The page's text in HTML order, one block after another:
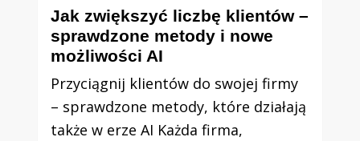
Jak zwiększyć liczbę klientów –
sprawdzone metody i nowe
możliwości AI
Przyciągnij klientów do swojej firmy
– sprawdzone metody, które działają
także w erze AI Każda firma,